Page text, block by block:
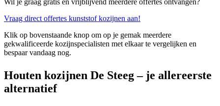
Wil je graag gratis en vrijblijvend meerdere offertes ontvangen?
Vraag direct offertes kunststof kozijnen aan!
Klik op bovenstaande knop om op je gemak meerdere
gekwalificeerde kozijnspecialisten met elkaar te vergelijken en
bespaar vandaag nog.
Houten kozijnen De Steeg – je allereerste
alternatief